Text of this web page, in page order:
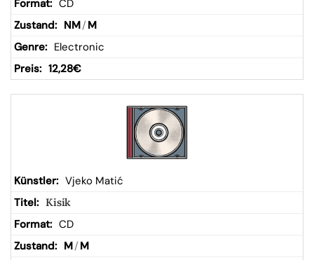
CD
NM/ M
Electronic
12,28€
Vjeko Matić
Kisik
CD
M/ M